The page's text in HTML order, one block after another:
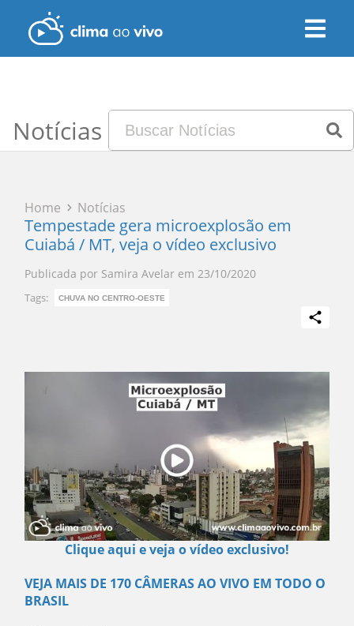
Notícias
Home Notícias
Tempestade gera microexplosão em
Cuiabá / MT, veja o vídeo exclusivo
Publicada por Samira Avelar em 23/10/2020
Tags: CHUVA NO CENTRO-OESTE
Clique aqui e veja o vídeo exclusivo!
VEJA MAIS DE 170 CÂMERAS AO VIVO EM TODO O
BRASIL